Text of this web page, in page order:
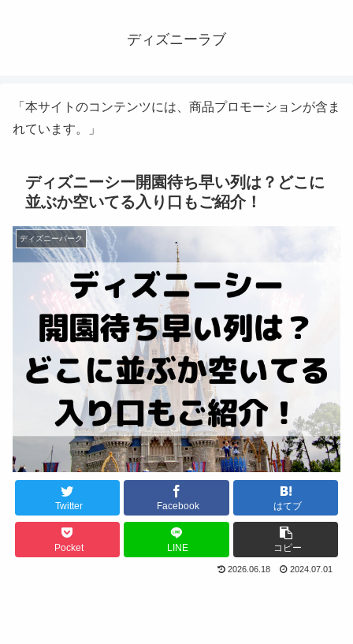
ディズニーラブ
「本サイトのコンテンツには、商品プロモーションが含ま
れています。」
ディズニーシー開園待ち早い列は？どこに
並ぶか空いてる入り口もご紹介！
ディズニーパーク
Twitter Facebook はてブ
Pocket LINE コピー
2026.06.18 2024.07.01